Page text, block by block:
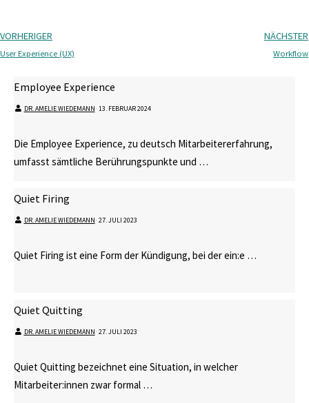
VORHERIGER
User Experience (UX)
NÄCHSTER
Workflow
Employee Experience
DR. AMELIE WIEDEMANN⋅ 13. FEBRUAR 2024
Die Employee Experience, zu deutsch Mitarbeitererfahrung,
umfasst sämtliche Berührungspunkte und …
Quiet Firing
DR. AMELIE WIEDEMANN⋅ 27. JULI 2023
Quiet Firing ist eine Form der Kündigung, bei der ein:e …
Quiet Quitting
DR. AMELIE WIEDEMANN⋅ 27. JULI 2023
Quiet Quitting bezeichnet eine Situation, in welcher
Mitarbeiter:innen zwar formal …